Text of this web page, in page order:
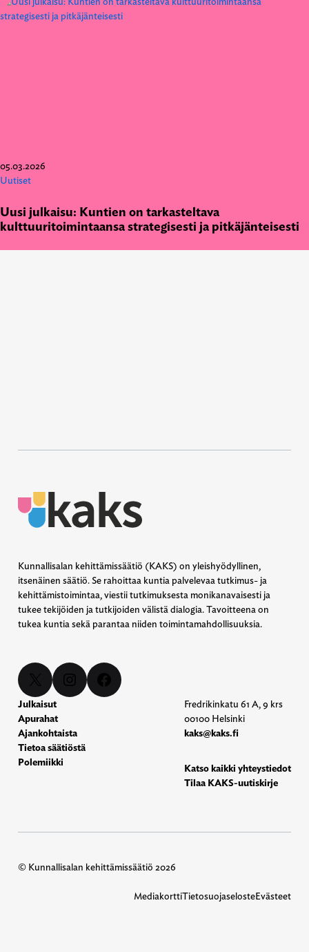
05.03.2026
Uutiset
Uusi julkaisu: Kuntien on tarkasteltava
kulttuuritoimintaansa strategisesti ja pitkäjänteisesti
Kunnallisalan kehittämissäätiö (KAKS) on yleishyödyllinen,
itsenäinen säätiö. Se rahoittaa kuntia palvelevaa tutkimus- ja
kehittämistoimintaa, viestii tutkimuksesta monikanavaisesti ja
tukee tekijöiden ja tutkijoiden välistä dialogia. Tavoitteena on
tukea kuntia sekä parantaa niiden toimintamahdollisuuksia.
X Instagram Facebook
Julkaisut
Apurahat
Ajankohtaista
Tietoa säätiöstä
Polemiikki
Fredrikinkatu 61 A, 9 krs
00100 Helsinki
kaks@kaks.fi
Katso kaikki yhteystiedot
Tilaa KAKS-uutiskirje
© Kunnallisalan kehittämissäätiö 2026
MediakorttiTietosuojaselosteEvästeet